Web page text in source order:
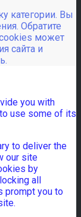
категории. Вы
Обратите
может
сайта и
you with
use some of its
to deliver the
our site
by
all
prompt you to